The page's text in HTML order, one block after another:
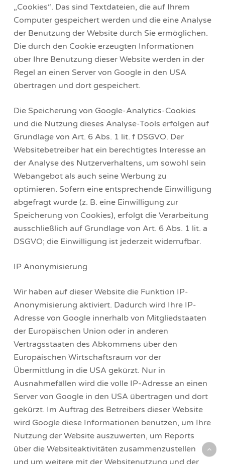
„Cookies“. Das sind Textdateien, die auf Ihrem
Computer gespeichert werden und die eine Analyse
der Benutzung der Website durch Sie ermöglichen.
Die durch den Cookie erzeugten Informationen
über Ihre Benutzung dieser Website werden in der
Regel an einen Server von Google in den USA
übertragen und dort gespeichert.
Die Speicherung von Google-Analytics-Cookies
und die Nutzung dieses Analyse-Tools erfolgen auf
Grundlage von Art. 6 Abs. 1 lit. f DSGVO. Der
Websitebetreiber hat ein berechtigtes Interesse an
der Analyse des Nutzerverhaltens, um sowohl sein
Webangebot als auch seine Werbung zu
optimieren. Sofern eine entsprechende Einwilligung
abgefragt wurde (z. B. eine Einwilligung zur
Speicherung von Cookies), erfolgt die Verarbeitung
ausschließlich auf Grundlage von Art. 6 Abs. 1 lit. a
DSGVO; die Einwilligung ist jederzeit widerrufbar.
IP Anonymisierung
Wir haben auf dieser Website die Funktion IP-
Anonymisierung aktiviert. Dadurch wird Ihre IP-
Adresse von Google innerhalb von Mitgliedstaaten
der Europäischen Union oder in anderen
Vertragsstaaten des Abkommens über den
Europäischen Wirtschaftsraum vor der
Übermittlung in die USA gekürzt. Nur in
Ausnahmefällen wird die volle IP-Adresse an einen
Server von Google in den USA übertragen und dort
gekürzt. Im Auftrag des Betreibers dieser Website
wird Google diese Informationen benutzen, um Ihre
Nutzung der Website auszuwerten, um Reports
über die Websiteaktivitäten zusammenzustellen
und um weitere mit der Websitenutzung und der